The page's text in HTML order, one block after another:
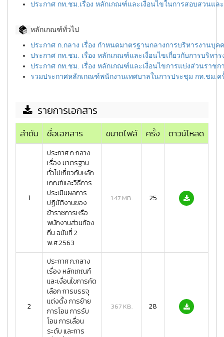
ประกาศ กท.ชม.เรื่อง หลักเกณฑ์และเงื่อนไขในการสอบสวนแล
หลักเกณฑ์ทั่วไป
ประกาศ ก.กลาง เรื่อง กำหนดมาตรฐานกลางการบริหารงานบุค
ประกาศ กท.ชม. เรื่อง หลักเกณฑ์และเงื่อนไขเกี่ยวกับการบริห
ประกาศ กท.ชม. เรื่อง หลักเกณฑ์และเงื่อนไขการแบ่งส่วนราชก
รวมประกาศหลักเกณฑ์พนักงานเทศบาลในการประชุม กท.ชม.ครั้
รายการเอกสาร
ลำดับ ชื่อเอกสาร ขนาดไฟล์ ครั้ง ดาวน์โหลด
1
ประกาศ ก.กลาง
เรื่อง มาตรฐาน
ทั่วไปเกี่ยวกับหลัก
เกณฑ์และวิธีการ
ประเมินผลการ
ปฏิบัติงานของ
ข้าราชการหรือ
พนักงานส่วนท้อง
ถิ่น ฉบับที่ 2
พ.ศ.2563
1.47 MB. 25
2
ประกาศ ก.กลาง
เรื่อง หลักเกณฑ์
และเงื่อนไขการคัด
เลือก การบรรจุ
แต่งตั้ง การย้าย
การโอน การรับ
โอน การเลื่อน
ระดับ และการ
367 KB. 28